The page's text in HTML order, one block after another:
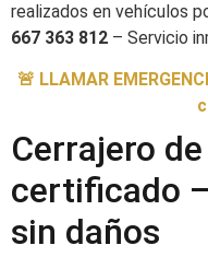
realizados en vehículos
667 363 812 – Servicio
🚨 LLAMAR
Cerrajero
certificado
sin daños